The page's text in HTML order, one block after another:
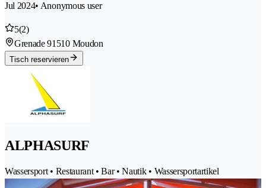
Jul 2024• Anonymous user
5(2)
Grenade 91510 Moudon
Tisch reservieren
ALPHASURF
Wassersport • Restaurant • Bar • Nautik • Wassersportartikel